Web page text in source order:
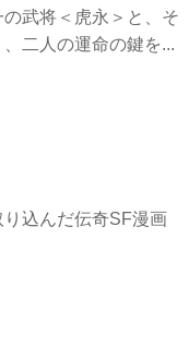
武将＜虎永＞と、そ
二人の運命の鍵を...
込んだ伝奇SF漫画